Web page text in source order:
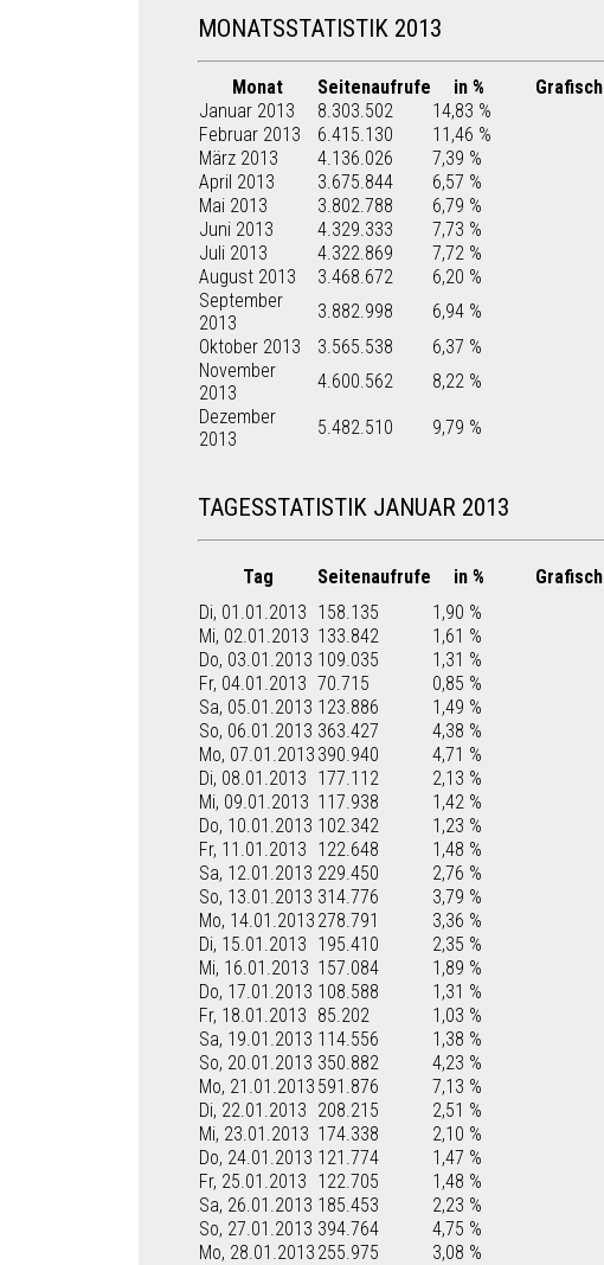
MONATSSTATISTIK 2013
Monat Seitenaufrufe in % Grafisch
Januar 2013
8.303.502 14,83 %
Februar 2013
6.415.130 11,46 %
März 2013
4.136.026 7,39 %
April 2013
3.675.844 6,57 %
Mai 2013
3.802.788 6,79 %
Juni 2013
4.329.333 7,73 %
Juli 2013
4.322.869 7,72 %
August 2013
3.468.672 6,20 %
September
2013
3.882.998 6,94 %
Oktober 2013
3.565.538 6,37 %
November
2013
4.600.562 8,22 %
Dezember
2013
5.482.510 9,79 %
TAGESSTATISTIK JANUAR 2013
Tag Seitenaufrufe in % Grafisch
Di, 01.01.2013 158.135 1,90 %
Mi, 02.01.2013 133.842 1,61 %
Do, 03.01.2013 109.035 1,31 %
Fr, 04.01.2013 70.715 0,85 %
Sa, 05.01.2013 123.886 1,49 %
So, 06.01.2013 363.427 4,38 %
Mo, 07.01.2013 390.940 4,71 %
Di, 08.01.2013 177.112 2,13 %
Mi, 09.01.2013 117.938 1,42 %
Do, 10.01.2013 102.342 1,23 %
Fr, 11.01.2013 122.648 1,48 %
Sa, 12.01.2013 229.450 2,76 %
So, 13.01.2013 314.776 3,79 %
Mo, 14.01.2013 278.791 3,36 %
Di, 15.01.2013 195.410 2,35 %
Mi, 16.01.2013 157.084 1,89 %
Do, 17.01.2013 108.588 1,31 %
Fr, 18.01.2013 85.202 1,03 %
Sa, 19.01.2013 114.556 1,38 %
So, 20.01.2013 350.882 4,23 %
Mo, 21.01.2013 591.876 7,13 %
Di, 22.01.2013 208.215 2,51 %
Mi, 23.01.2013 174.338 2,10 %
Do, 24.01.2013 121.774 1,47 %
Fr, 25.01.2013 122.705 1,48 %
Sa, 26.01.2013 185.453 2,23 %
So, 27.01.2013 394.764 4,75 %
Mo, 28.01.2013 255.975 3,08 %